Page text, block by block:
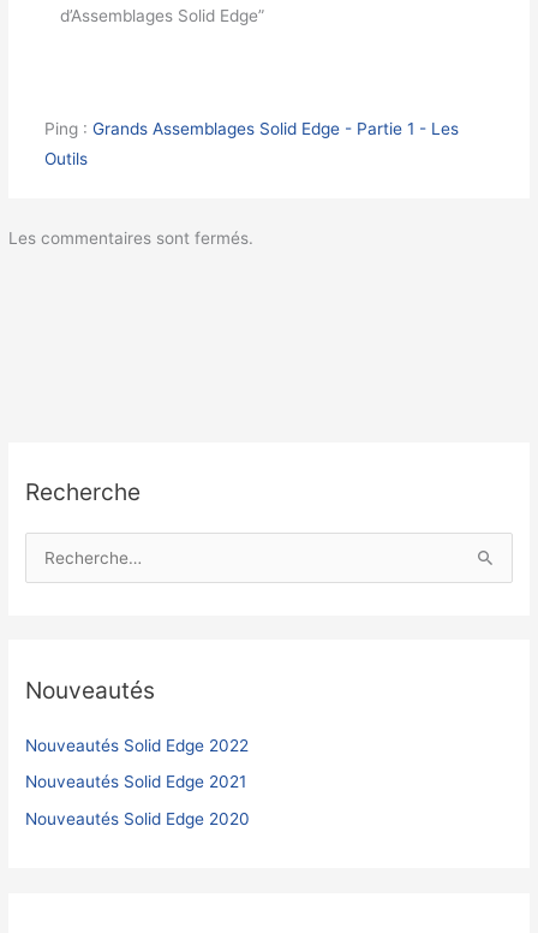
Recherche
e
c
h
Nouveautés
Nouveautés Solid Edge 2022
Nouveautés Solid Edge 2021
Nouveautés Solid Edge 2020
d’Assemblages Solid Edge”
Ping : Grands Assemblages Solid Edge - Partie 1 - Les
Outils
Les commentaires sont fermés.